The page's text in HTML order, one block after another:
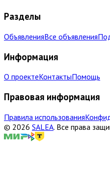
Разделы
ОбъявленияВсе объявления
Информация
О проектеКонтактыПомощь
Правовая информация
Правила использования
© 2026 SALEA. Все права